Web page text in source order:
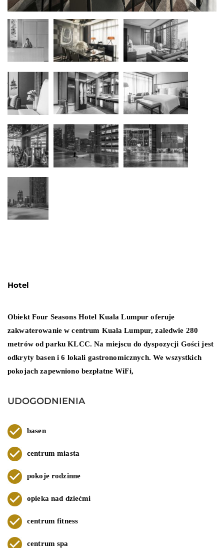
Hotel
Obiekt Four Seasons Hotel Kuala Lumpur oferuje
zakwaterowanie w centrum Kuala Lumpur, zaledwie 280
metrów od parku KLCC. Na miejscu do dyspozycji Gości jest
odkryty basen i 6 lokali gastronomicznych. We wszystkich
pokojach zapewniono bezpłatne WiFi,
UDOGODNIENIA
basen
centrum miasta
pokoje rodzinne
opieka nad dziećmi
centrum fitness
centrum spa